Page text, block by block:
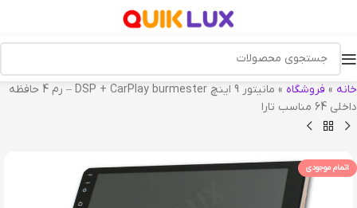
خانه » فروشگاه »
مانیتور 9 اینچ DSP + CarPlay burmester – رم 4 حافظه
داخلی 64 مناسب تارا
اتمام موجودی